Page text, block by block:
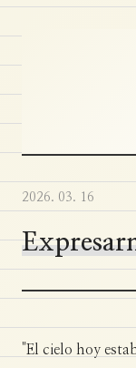
2026. 03. 16
"El cielo hoy